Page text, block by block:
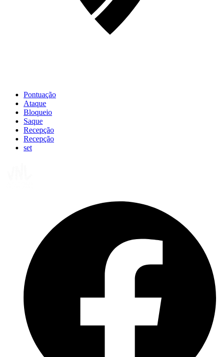
Pontuação
Ataque
Bloqueio
Saque
Recepção
Recepção
set